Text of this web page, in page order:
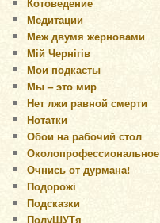
Медитации
Меж двумя жерновами
Мій Чернігів
Мои подкасты
Мы – это мир
Нет лжи равной смерти
Нотатки
Обои на рабочий стол
Околопрофессиональное
Очнись от дурмана!
Подорожі
Подсказки
ПолуШУТя